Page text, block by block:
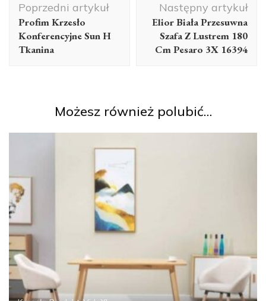
wpisu
Poprzedni artykuł
Profim Krzesło
Konferencyjne Sun H
Tkanina
Następny artykuł
Elior Biała Przesuwna
Szafa Z Lustrem 180
Cm Pesaro 3X 16394
Możesz również polubić…